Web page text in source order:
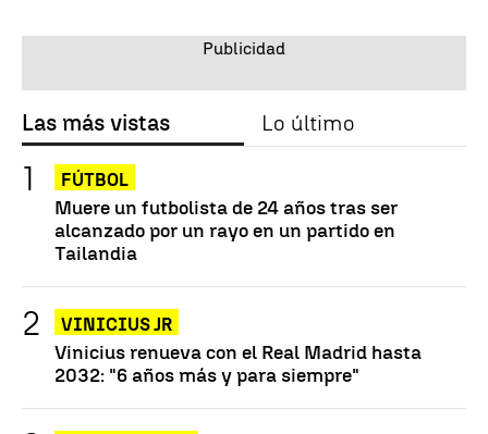
Las más vistas Lo último
FÚTBOL
Muere un futbolista de 24 años tras ser
alcanzado por un rayo en un partido en
Tailandia
VINICIUS JR
Vinicius renueva con el Real Madrid hasta
2032: "6 años más y para siempre"